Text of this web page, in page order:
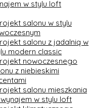
w stylu loft
salonu w stylu
salonu z jadalnią w
modern classic
nowoczesnego
z niebieskimi
salonu mieszkania
w stylu loft